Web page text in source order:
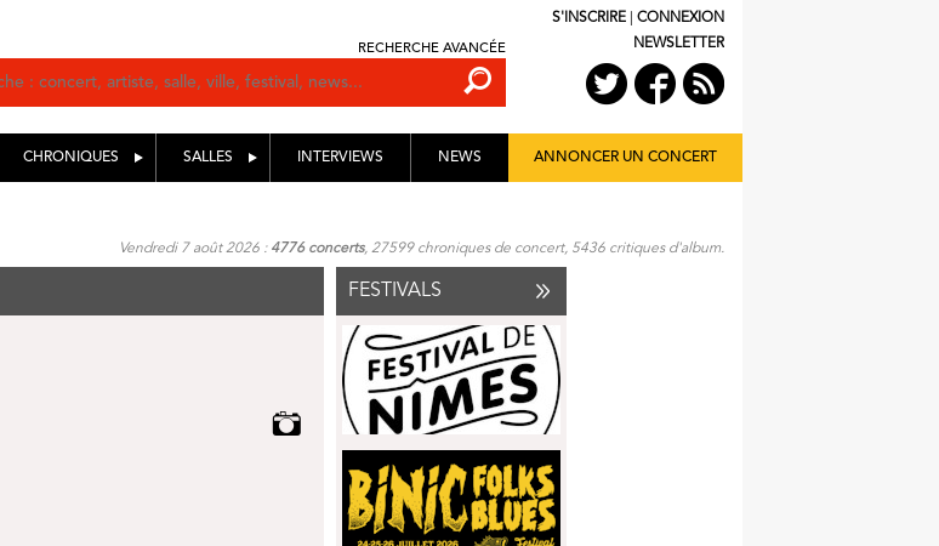
RECHERCHE AVANCÉE
S'INSCRIRE
CONNEXION
NEWSLETTER
CHRONIQUES SALLES INTERVIEWS NEWS ANNONCER UN CONCERT
Vendredi 7 août 2026 : 4776 concerts, 27599 chroniques de concert, 5436 critiques d'album.
FESTIVALS